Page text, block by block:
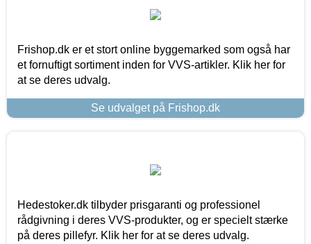
Frishop.dk er et stort online byggemarked som også har
et fornuftigt sortiment inden for VVS-artikler. Klik her for
at se deres udvalg.
Se udvalget på Frishop.dk
Hedestoker.dk tilbyder prisgaranti og professionel
rådgivning i deres VVS-produkter, og er specielt stærke
på deres pillefyr. Klik her for at se deres udvalg.